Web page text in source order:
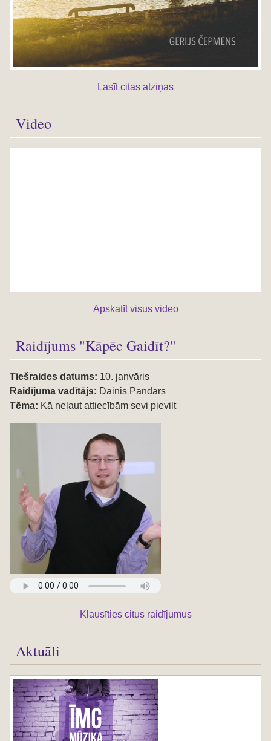
Lasīt citas atziņas
Video
Apskatīt visus video
Raidījums "Kāpēc Gaidīt?"
Tiešraides datums: 10. janvāris
Raidījuma vadītājs: Dainis Pandars
Tēma: Kā neļaut attiecībām sevi pievilt
Klausīties citus raidījumus
Aktuāli